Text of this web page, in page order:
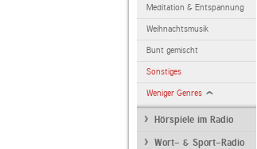
Meditation & Entspannung
Weihnachtsmusik
Bunt gemischt
Sonstiges
Weniger Genres
Hörspiele im Radio
Wort- & Sport-Radio